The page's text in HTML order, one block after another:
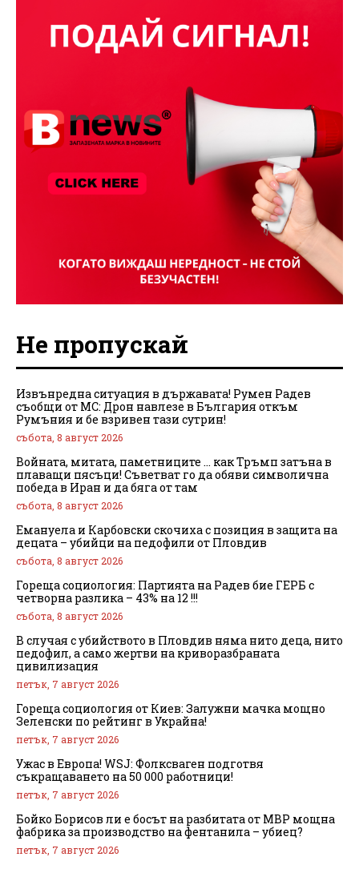
Не пропускай
Извънредна ситуация в държавата! Румен Радев
съобщи от МС: Дрон навлезе в България откъм
Румъния и бе взривен тази сутрин!
събота, 8 август 2026
Войната, митата, паметниците … как Тръмп затъна в
плаващи пясъци! Съветват го да обяви символична
победа в Иран и да бяга от там
събота, 8 август 2026
Емануела и Карбовски скочиха с позиция в защита на
децата – убийци на педофили от Пловдив
събота, 8 август 2026
Гореща социология: Партията на Радев бие ГЕРБ с
четворна разлика – 43% на 12 !!!
събота, 8 август 2026
В случая с убийството в Пловдив няма нито деца, нито
педофил, а само жертви на криворазбраната
цивилизация
петък, 7 август 2026
Гореща социология от Киев: Залужни мачка мощно
Зеленски по рейтинг в Украйна!
петък, 7 август 2026
Ужас в Европа! WSJ: Фолксваген подготвя
съкращаването на 50 000 работници!
петък, 7 август 2026
Бойко Борисов ли е босът на разбитата от МВР мощна
фабрика за производство на фентанила – убиец?
петък, 7 август 2026